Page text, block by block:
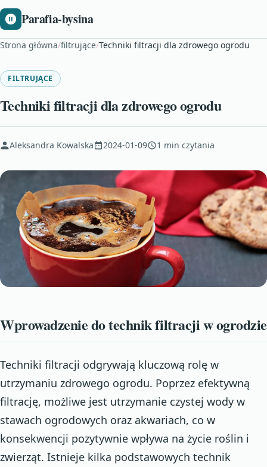
Parafia-bysina
Strona główna/filtrujące/Techniki filtracji dla zdrowego ogrodu
FILTRUJĄCE
Techniki filtracji dla zdrowego ogrodu
Aleksandra Kowalska 2024-01-09 1 min czytania
Wprowadzenie do technik filtracji w ogrodzie
Techniki filtracji odgrywają kluczową rolę w
utrzymaniu zdrowego ogrodu. Poprzez efektywną
filtrację, możliwe jest utrzymanie czystej wody w
stawach ogrodowych oraz akwariach, co w
konsekwencji pozytywnie wpływa na życie roślin i
zwierząt. Istnieje kilka podstawowych technik